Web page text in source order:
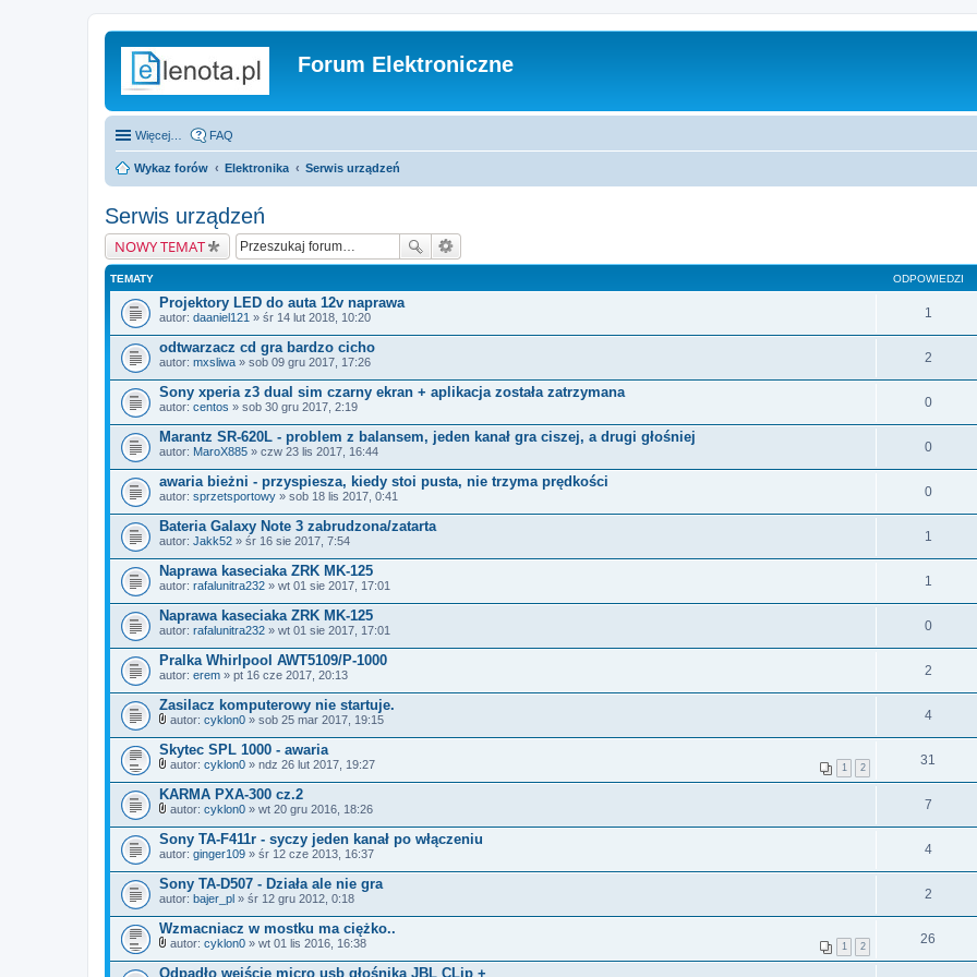
Forum Elektroniczne
Więcej… FAQ
Wykaz forów Elektronika Serwis urządzeń
Serwis urządzeń
NOWY TEMAT
TEMATY ODPOWIEDZI
Projektory LED do auta 12v naprawa
autor: daaniel121 » śr 14 lut 2018, 10:20 1
odtwarzacz cd gra bardzo cicho
autor: mxsliwa » sob 09 gru 2017, 17:26 2
Sony xperia z3 dual sim czarny ekran + aplikacja została zatrzymana
autor: centos » sob 30 gru 2017, 2:19 0
Marantz SR-620L - problem z balansem, jeden kanał gra ciszej, a drugi głośniej
autor: MaroX885 » czw 23 lis 2017, 16:44 0
awaria bieżni - przyspiesza, kiedy stoi pusta, nie trzyma prędkości
autor: sprzetsportowy » sob 18 lis 2017, 0:41 0
Bateria Galaxy Note 3 zabrudzona/zatarta
autor: Jakk52 » śr 16 sie 2017, 7:54 1
Naprawa kaseciaka ZRK MK-125
autor: rafalunitra232 » wt 01 sie 2017, 17:01 1
Naprawa kaseciaka ZRK MK-125
autor: rafalunitra232 » wt 01 sie 2017, 17:01 0
Pralka Whirlpool AWT5109/P-1000
autor: erem » pt 16 cze 2017, 20:13 2
Zasilacz komputerowy nie startuje.
a
ł
ą
c
z
n
k
autor: cyklon0 » sob 25 mar 2017, 19:15 4
Skytec SPL 1000 - awaria
1 2
a
ł
ą
c
z
n
k
autor: cyklon0 » ndz 26 lut 2017, 19:27 31
KARMA PXA-300 cz.2
a
ł
ą
c
z
n
k
i
autor: cyklon0 » wt 20 gru 2016, 18:26 7
Sony TA-F411r - syczy jeden kanał po włączeniu
autor: ginger109 » śr 12 cze 2013, 16:37 4
Sony TA-D507 - Działa ale nie gra
autor: bajer_pl » śr 12 gru 2012, 0:18 2
Wzmacniacz w mostku ma ciężko..
1 2
a
autor: cyklon0 » wt 01 lis 2016, 16:38 26
Odpadło wejście micro usb głośnika JBL CLip +